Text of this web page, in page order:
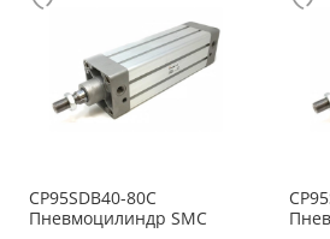
CP95SDB40-80C
Пневмоцилиндр SMC